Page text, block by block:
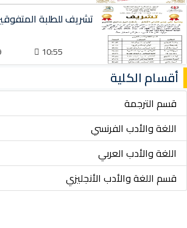
تشريف للطلبة
10:55
أقسام الكلية
قسم الترجمة
اللغة والأدب الفرنسي
اللغة والأدب العربي
قسم اللغة والأدب الأنجليزي